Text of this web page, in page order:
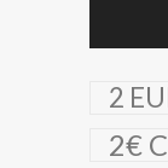
2
2€